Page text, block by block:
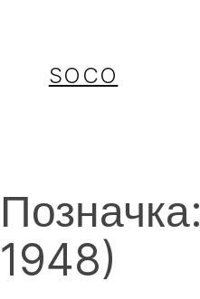
SOCO
Позначка:
1948)